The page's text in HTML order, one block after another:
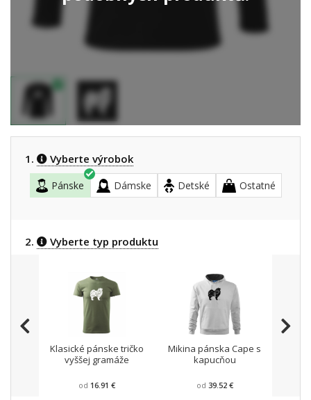
1. Vyberte výrobok
Pánske Dámske Detské Ostatné
2. Vyberte typ produktu
Klasické pánske tričko
vyššej gramáže
od 16.91 €
Mikina pánska Cape s
kapucňou
od 39.52 €